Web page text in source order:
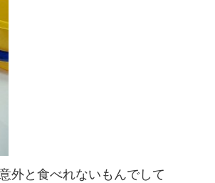
外と食べれないもんでして